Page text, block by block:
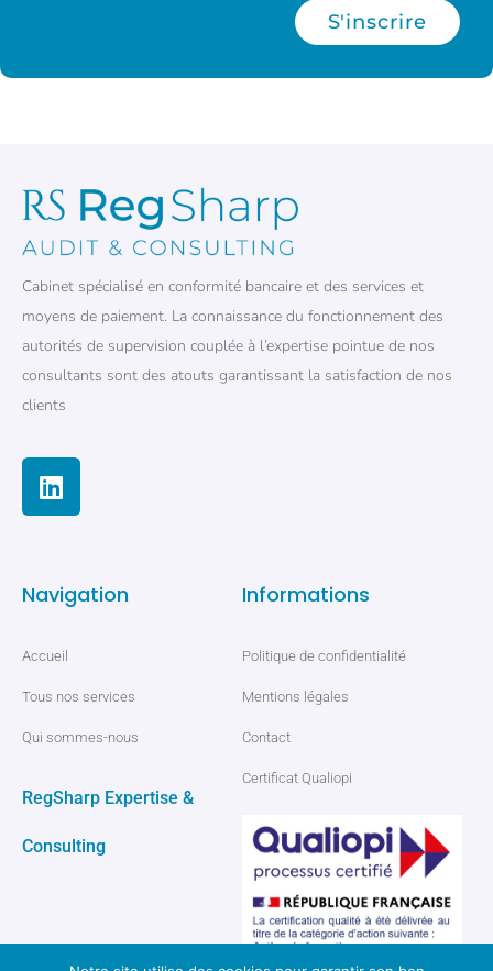
S'inscrire
Cabinet spécialisé en conformité bancaire et des services et
moyens de paiement. La connaissance du fonctionnement des
autorités de supervision couplée à l’expertise pointue de nos
consultants sont des atouts garantissant la satisfaction de nos
clients
Navigation
Accueil
Tous nos services
Qui sommes-nous
RegSharp Expertise &
Consulting
Informations
Politique de confidentialité
Mentions légales
Contact
Certificat Qualiopi